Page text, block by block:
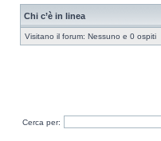
Chi c’è in linea
Visitano il forum: Nessuno e 0 ospiti
Cerca per: